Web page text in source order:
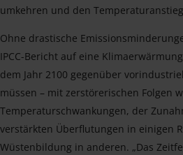
umkehren und den
Ohne drastische
IPCC-Bericht auf eine
dem Jahr 2100 gegenüber
müssen – mit zerstörerischen Folgen
Temperaturschwankungen, der
verstärkten Überflutungen in einigen
Wüstenbildung in anderen. „Das